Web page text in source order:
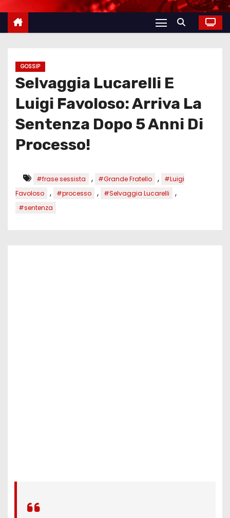
GOSSIP
Selvaggia Lucarelli E
Luigi Favoloso: Arriva La
Sentenza Dopo 5 Anni Di
Processo!
#frase sessista , #Grande Fratello ,
#Luigi
Favoloso
, #processo , #Selvaggia Lucarelli ,
#sentenza